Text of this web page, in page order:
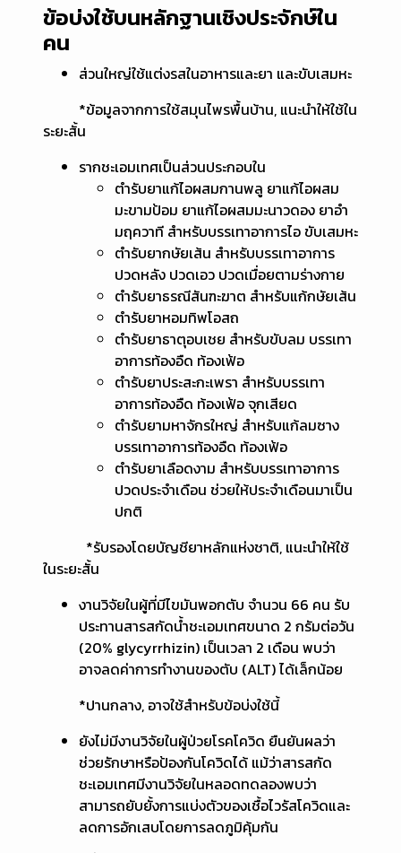
ข้อบ่งใช้บนหลักฐานเชิงประจักษ์ใน
คน
ส่วนใหญ่ใช้แต่งรสในอาหารและยา และขับเสมหะ
*ข้อมูลจากการใช้สมุนไพรพื้นบ้าน, แนะนำให้ใช้ใน
ระยะสั้น
รากชะเอมเทศเป็นส่วนประกอบใน
ตำรับยาแก้ไอผสมกานพลู ยาแก้ไอผสม
มะขามป้อม ยาแก้ไอผสมมะนาวดอง ยาอำ
มฤควาที สำหรับบรรเทาอาการไอ ขับเสมหะ
ตำรับยากษัยเส้น สำหรับบรรเทาอาการ
ปวดหลัง ปวดเอว ปวดเมื่อยตามร่างกาย
ตำรับยาธรณีสันฑะฆาต สำหรับแก้กษัยเส้น
ตำรับยาหอมทิพโอสถ
ตำรับยาธาตุอบเชย สำหรับขับลม บรรเทา
อาการท้องอืด ท้องเฟ้อ
ตำรับยาประสะกะเพรา สำหรับบรรเทา
อาการท้องอืด ท้องเฟ้อ จุกเสียด
ตำรับยามหาจักรใหญ่ สำหรับแก้ลมซาง
บรรเทาอาการท้องอืด ท้องเฟ้อ
ตำรับยาเลือดงาม สำหรับบรรเทาอาการ
ปวดประจำเดือน ช่วยให้ประจำเดือนมาเป็น
ปกติ
*รับรองโดยบัญชียาหลักแห่งชาติ, แนะนำให้ใช้
ในระยะสั้น
งานวิจัยในผู้ที่มีไขมันพอกตับ จำนวน 66 คน รับ
ประทานสารสกัดน้ำชะเอมเทศขนาด 2 กรัมต่อวัน
(20% glycyrrhizin) เป็นเวลา 2 เดือน พบว่า
อาจลดค่าการทำงานของตับ (ALT) ได้เล็กน้อย
*ปานกลาง, อาจใช้สำหรับข้อบ่งใช้นี้
ยังไม่มีงานวิจัยในผู้ป่วยโรคโควิด ยืนยันผลว่า
ช่วยรักษาหรือป้องกันโควิดได้ แม้ว่าสารสกัด
ชะเอมเทศมีงานวิจัยในหลอดทดลองพบว่า
สามารถยับยั้งการแบ่งตัวของเชื้อไวรัสโควิดและ
ลดการอักเสบโดยการลดภูมิคุ้มกัน